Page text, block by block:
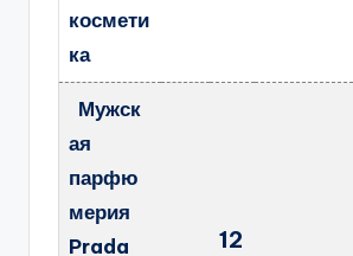
космети
ка
Мужск
ая
парфю
мерия
Prada
12